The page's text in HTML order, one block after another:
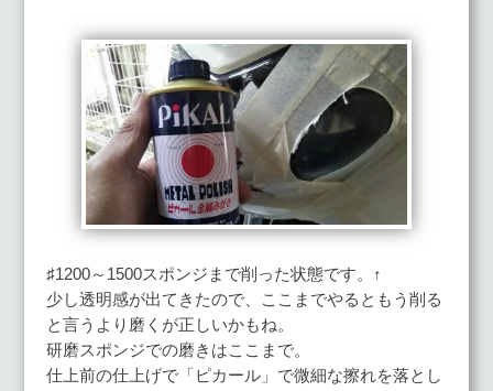
♯1200～1500スポンジまで削った状態です。↑
少し透明感が出てきたので、ここまでやるともう削る
と言うより磨くが正しいかもね。
研磨スポンジでの磨きはここまで。
仕上前の仕上げで「ピカール」で微細な擦れを落とし